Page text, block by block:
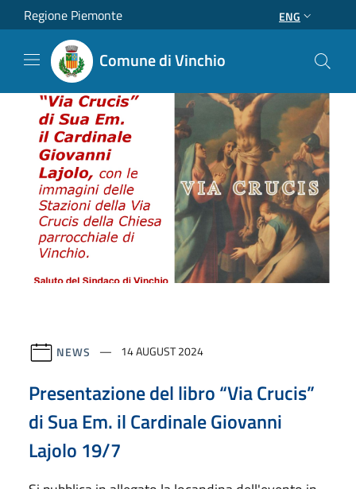
Salta al contenuto principale
Regione Piemonte ENG
Comune di Vinchio
NEWS 14 AUGUST 2024
Presentazione del libro “Via Crucis”
di Sua Em. il Cardinale Giovanni
Lajolo 19/7